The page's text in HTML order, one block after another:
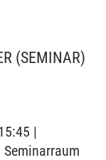
(SEMINAR)
|